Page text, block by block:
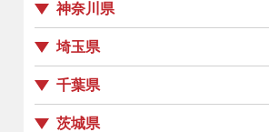
神奈川県
埼玉県
千葉県
茨城県